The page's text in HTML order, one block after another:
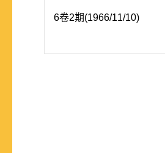
6卷2期(1966/11/10)